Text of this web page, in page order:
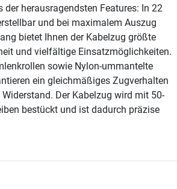
der herausragendsten Features: In 22
und bei maximalem Auszug
bietet Ihnen der Kabelzug größte
und vielfältige Einsatzmöglichkeiten.
sowie Nylon-ummantelte
ein gleichmäßiges Zugverhalten
Der Kabelzug wird mit 50-
bestückt und ist dadurch präzise